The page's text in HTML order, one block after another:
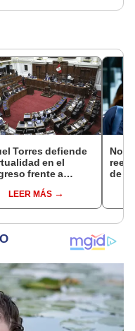
Torres defiende
en el
frente a
la
LEER MÁS
de